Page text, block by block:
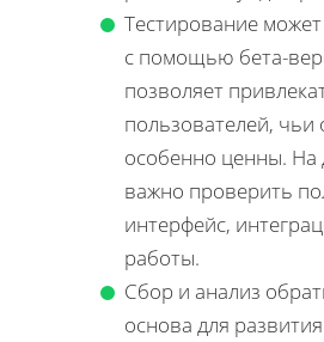
Тестирование
с помощью бета-
позволяет
пользователей, чьи
особенно ценны. На
важно проверить
интерфейс,
работы.
Сбор и анализ
основа для